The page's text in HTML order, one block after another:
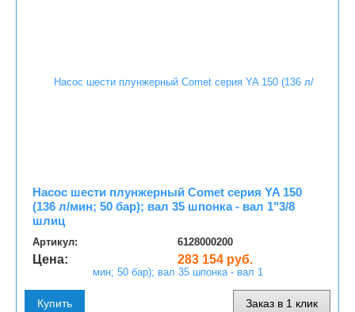
Насос шести плунжерный Comet серия YA 150
(136 л/мин; 50 бар); вал 35 шпонка - вал 1"3/8
шлиц
Артикул: 6128000200
Цена: 283 154 руб.
Купить Заказ в 1 клик